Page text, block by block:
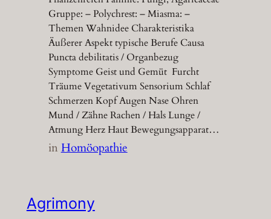
Gruppe: – Polychrest: – Miasma: –
Themen Wahnidee Charakteristika
Äußerer Aspekt typische Berufe Causa
Puncta debilitatis / Organbezug
Symptome Geist und Gemüt Furcht
Träume Vegetativum Sensorium Schlaf
Schmerzen Kopf Augen Nase Ohren
Mund / Zähne Rachen / Hals Lunge /
Atmung Herz Haut Bewegungsapparat…
inHomöopathie
Agrimony